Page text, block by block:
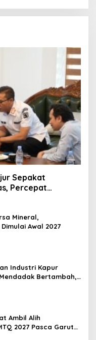
Sepakat
Percepat
Mineral,
Awal 2027
Industri Kapur
Bertambah,
Ambil Alih
2027 Pasca Garut